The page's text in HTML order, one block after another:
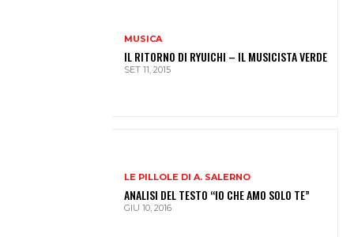
MUSICA
IL RITORNO DI RYUICHI – IL MUSICISTA VERDE
SET 11, 2015
LE PILLOLE DI A. SALERNO
ANALISI DEL TESTO “IO CHE AMO SOLO TE”
GIU 10, 2016